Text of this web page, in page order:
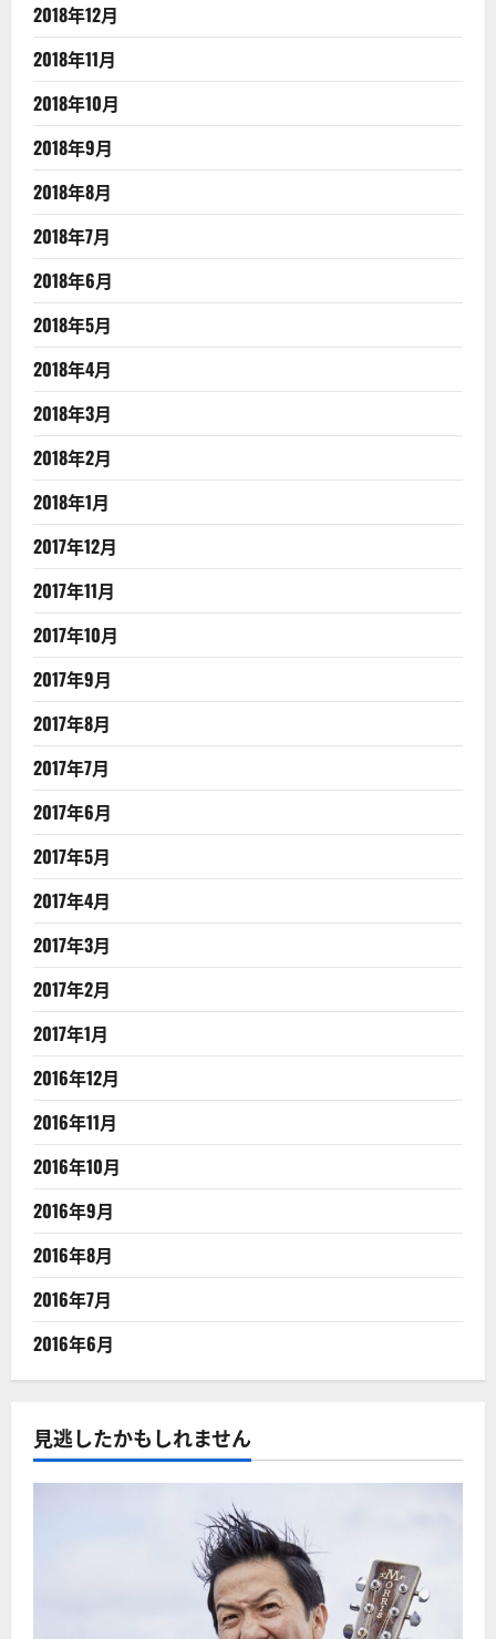
2018年12月
2018年11月
2018年10月
2018年9月
2018年8月
2018年7月
2018年6月
2018年5月
2018年4月
2018年3月
2018年2月
2018年1月
2017年12月
2017年11月
2017年10月
2017年9月
2017年8月
2017年7月
2017年6月
2017年5月
2017年4月
2017年3月
2017年2月
2017年1月
2016年12月
2016年11月
2016年10月
2016年9月
2016年8月
2016年7月
2016年6月
見逃したかもしれません